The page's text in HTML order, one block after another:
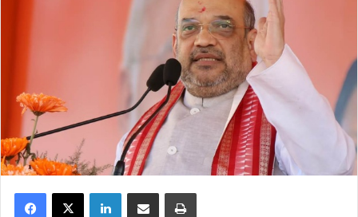
Facebook
X LinkedInShare via Email Print